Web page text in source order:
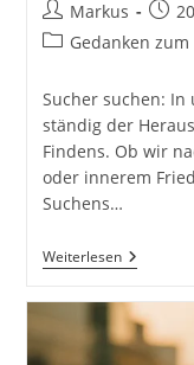
Beitrags-
Autor:
Markus
Beitrags-
Gedanken zum
Sucher suchen: In
ständig der
Findens. Ob wir
oder innerem
Suchens…
WeiterlesenSucher
Suchen
Finder
Finden